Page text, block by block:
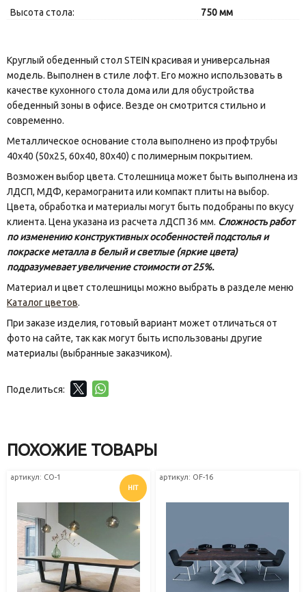
Высота стола:
750 мм
Круглый обеденный стол STEIN красивая и универсальная
модель. Выполнен в стиле лофт. Его можно использовать в
качестве кухонного стола дома или для обустройства
обеденный зоны в офисе. Везде он смотрится стильно и
современно.
Металлическое основание стола выполнено из профтрубы
40х40 (50х25, 60х40, 80х40) с полимерным покрытием.
Возможен выбор цвета. Столешница может быть выполнена из
ЛДСП, МДФ, керамогранита или компакт плиты на выбор.
Цвета, обработка и материалы могут быть подобраны по вкусу
клиента. Цена указана из расчета лДСП 36 мм. Сложность работ
по изменению конструктивных особенностей подстолья и
покраске металла в белый и светлые (яркие цвета)
подразумевает увеличение стоимости от 25%.
Материал и цвет столешницы можно выбрать в разделе меню
Каталог цветов.
При заказе изделия, готовый вариант может отличаться от
фото на сайте, так как могут быть использованы другие
материалы (выбранные заказчиком).
Поделиться:
ПОХОЖИЕ ТОВАРЫ
артикул: СО-1
HIT
артикул: OF-16